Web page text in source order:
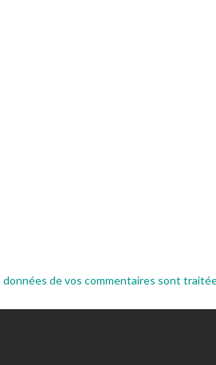
données de vos commentaires sont